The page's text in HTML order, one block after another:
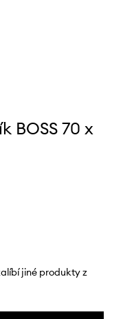
BOSS 70 x
jiné produkty z